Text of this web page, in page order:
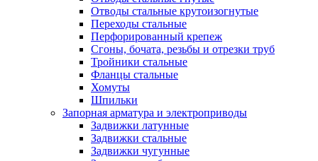
Отводы стальные крутоизогнутые
Переходы стальные
Перфорированный крепеж
Сгоны, бочата, резьбы и отрезки труб
Тройники стальные
Фланцы стальные
Хомуты
Шпильки
Запорная арматура и электроприводы
Задвижки латунные
Задвижки стальные
Задвижки чугунные